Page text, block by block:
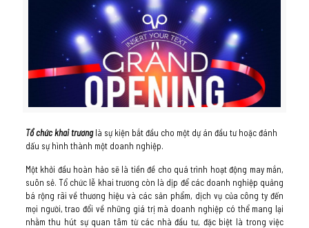
Tổ chức khai trươnglà sự kiện bắt đầu cho một dự án đầu tư hoặc đánh
dấu sự hình thành một doanh nghiệp.
Một khởi đầu hoàn hảo sẽ là tiền đề cho quá trình hoạt động may mắn,
suôn sẻ. Tổ chức lễ khai trương còn là dịp để các doanh nghiệp quảng
bá rộng rãi về thương hiệu và các sản phẩm, dịch vụ của công ty đến
mọi người, trao đổi về những giá trị mà doanh nghiệp có thể mang lại
nhằm thu hút sự quan tâm từ các nhà đầu tư, đặc biệt là trong việc